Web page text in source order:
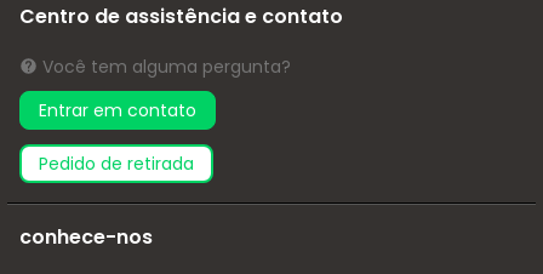
Centro de assistência e contato
Você tem alguma pergunta?
Entrar em contato
pedido de retirada
conhece-nos